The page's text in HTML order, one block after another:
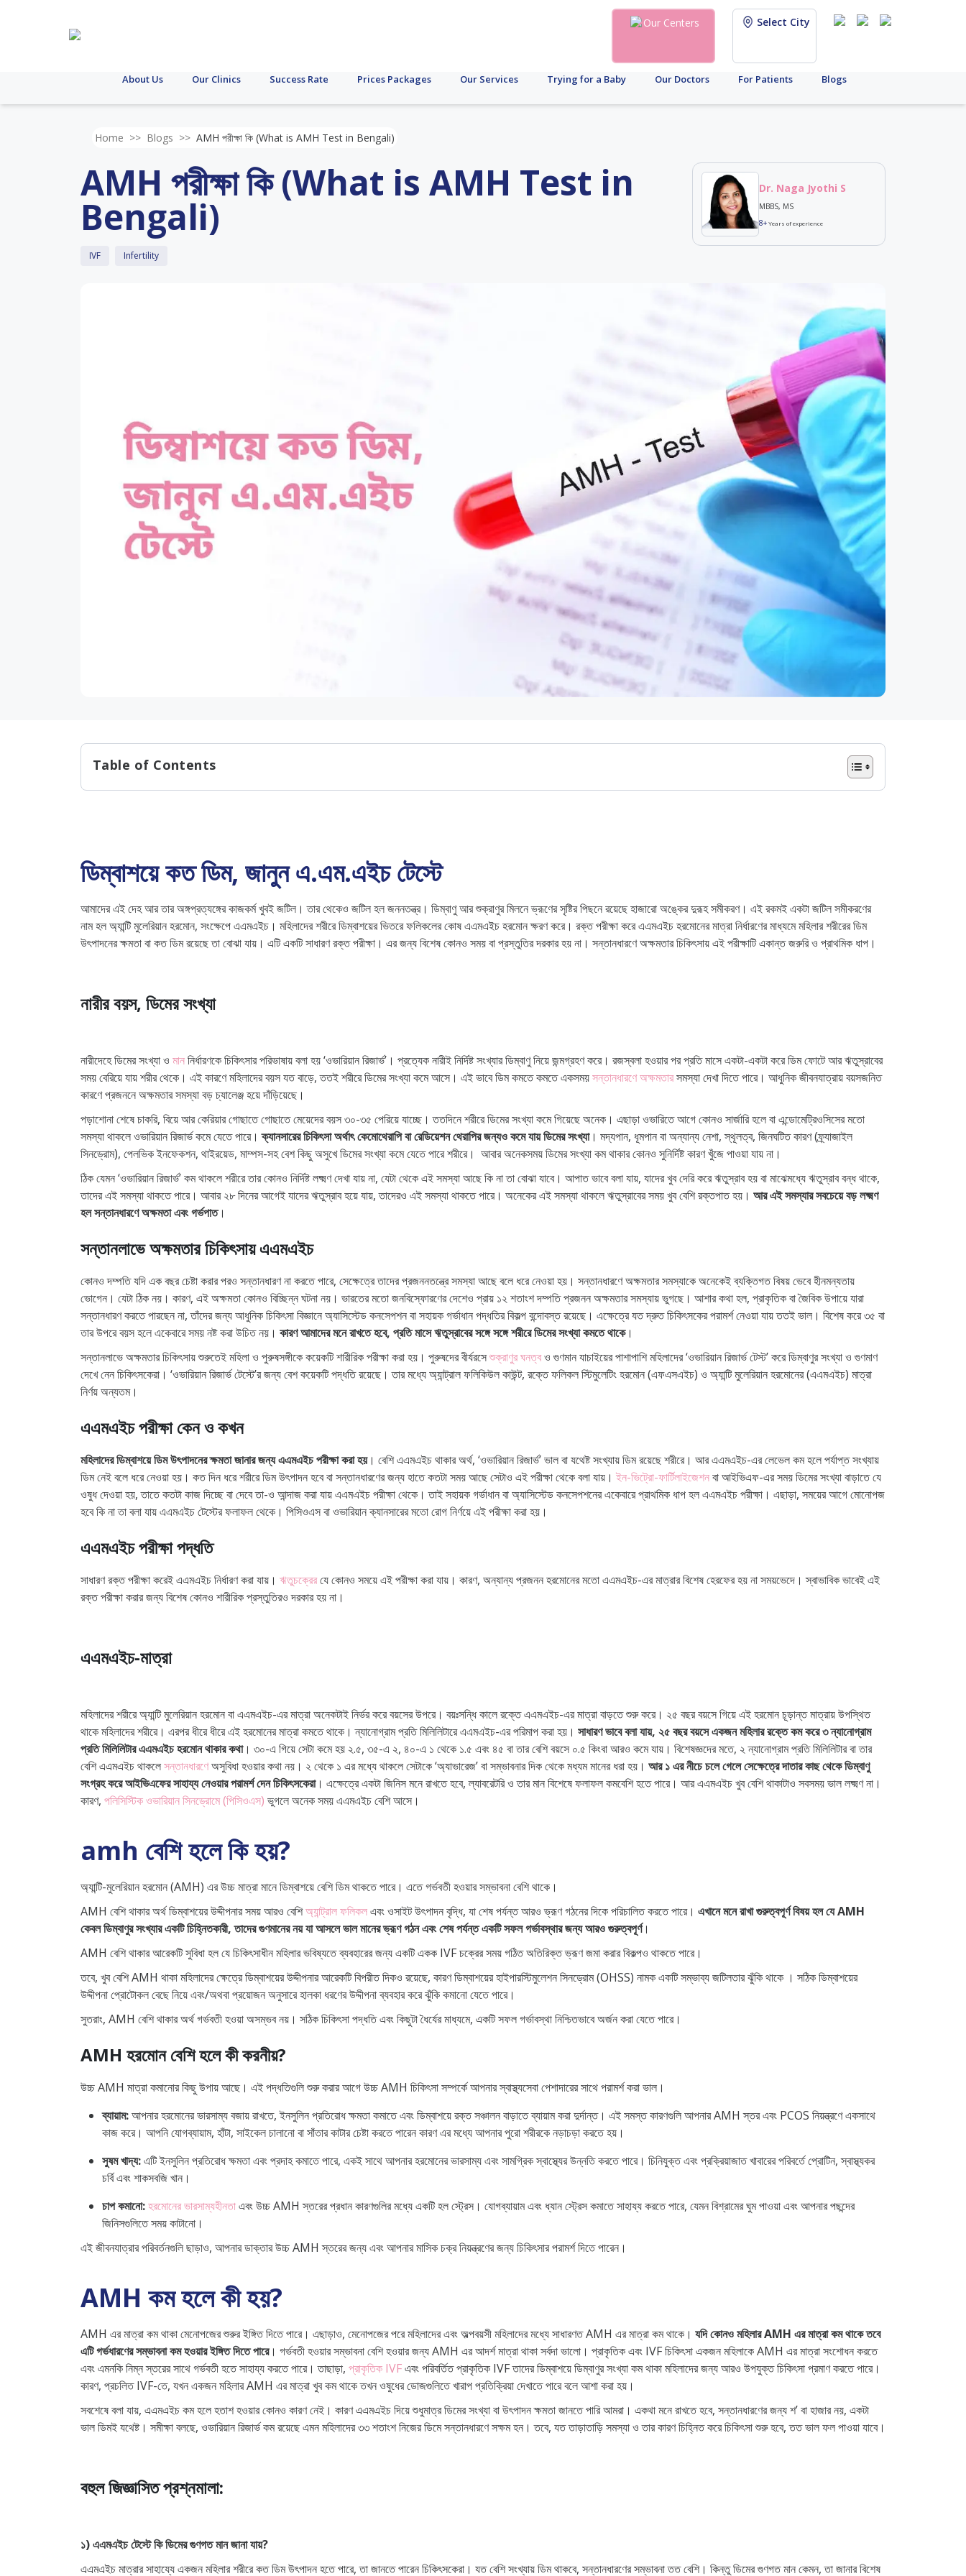
Our Centers Select City
About Us Our Clinics Success Rate Prices Packages Our Services Trying for a Baby Our Doctors For Patients Blogs
Home >> Blogs >> AMH পরীক্ষা কি (What is AMH Test in Bengali)
AMH পরীক্ষা কি (What is AMH Test in
Bengali)
IVF Infertility
Dr. Naga Jyothi S
MBBS, MS
8+Years of experience
Table of Contents
এএমএইচ পরীক্ষা কেন ও কখন
এএমএইচ-মাত্রা
amh বেশি হলে কি হয়?
বহুল জিজ্ঞাসিত প্রশ্নমালা:
ডিম্বাশয়ে কত ডিম, জানুন এ.এম.এইচ টেস্টে
আমাদের এই দেহ আর তার অঙ্গপ্রত্যঙ্গের কাজকর্ম খুবই জটিল। তার থেকেও জটিল হল জননতন্ত্র। ডিম্বাণু আর শুক্রাণুর মিলনে ভ্রূণের সৃষ্টির পিছনে রয়েছে হাজারো অঙ্কের দুরূহ সমীকরণ। এই রকমই একটা জটিল সমীকরণের
নাম হল অ্যান্টি মুলেরিয়ান হরমোন, সংক্ষেপে এএমএইচ। মহিলাদের শরীরে ডিম্বাশয়ের ভিতরে ফলিকলের কোষ এএমএইচ হরমোন ক্ষরণ করে। রক্ত পরীক্ষা করে এএমএইচ হরমোনের মাত্রা নির্ধারণের মাধ্যমে মহিলার শরীরের ডিম
উৎপাদনের ক্ষমতা বা কত ডিম রয়েছে তা বোঝা যায়। এটি একটি সাধারণ রক্ত পরীক্ষা। এর জন্য বিশেষ কোনও সময় বা প্রস্তুতির দরকার হয় না। সন্তানধারণে অক্ষমতার চিকিৎসায় এই পরীক্ষাটি একান্ত জরুরি ও প্রাথমিক ধাপ।
নারীর বয়স, ডিমের সংখ্যা
নারীদেহে ডিমের সংখ্যা ও মাননির্ধারণকে চিকিৎসার পরিভাষায় বলা হয় ‘ওভারিয়ান রিজার্ভ’। প্রত্যেক নারীই নির্দিষ্ট সংখ্যার ডিম্বাণু নিয়ে জন্মগ্রহণ করে। রজস্বলা হওয়ার পর প্রতি মাসে একটা-একটা করে ডিম ফোটে আর ঋতুস্রাবের
সময় বেরিয়ে যায় শরীর থেকে। এই কারণে মহিলাদের বয়স যত বাড়ে, ততই শরীরে ডিমের সংখ্যা কমে আসে। এই ভাবে ডিম কমতে কমতে একসময়সন্তানধারণে অক্ষমতারসমস্যা দেখা দিতে পারে। আধুনিক জীবনযাত্রায় বয়সজনিত
কারণে প্রজননে অক্ষমতার সমস্যা বড় চ্যালেঞ্জ হয়ে দাঁড়িয়েছে।
পড়াশোনা শেষে চাকরি, বিয়ে আর কেরিয়ার গোছাতে গোছাতে মেয়েদের বয়স ৩০-৩৫ পেরিয়ে যাচ্ছে। ততদিনে শরীরে ডিমের সংখ্যা কমে গিয়েছে অনেক। এছাড়া ওভারিতে আগে কোনও সার্জারি হলে বা এন্ডোমেট্রিওসিসের মতো
সমস্যা থাকলে ওভারিয়ান রিজার্ভ কমে যেতে পারে।ক্যানসারের চিকিৎসা অর্থাৎ কেমোথেরাপি বা রেডিয়েশন থেরাপির জন্যও কমে যায় ডিমের সংখ্যা। মদ্যপান, ধূমপান বা অন্যান্য নেশা, স্থূলত্ব, জিনঘটিত কারণ (ফ্র্যাজাইল
সিনড্রোম), পেলভিক ইনফেকশন, থাইরয়েড, মাম্পস-সহ বেশ কিছু অসুখে ডিমের সংখ্যা কমে যেতে পারে শরীরে। আবার অনেকসময় ডিমের সংখ্যা কম থাকার কোনও সুনির্দিষ্ট কারণ খুঁজে পাওয়া যায় না।
ঠিক যেমন ‘ওভারিয়ান রিজার্ভ’ কম থাকলে শরীরে তার কোনও নির্দিষ্ট লক্ষ্মণ দেখা যায় না, যেটা থেকে এই সমস্যা আছে কি না তা বোঝা যাবে। আপাত ভাবে বলা যায়, যাদের খুব দেরি করে ঋতুস্রাব হয় বা মাঝেমধ্যে ঋতুস্রাব বন্ধ থাকে,
তাদের এই সমস্যা থাকতে পারে। আবার ২৮ দিনের আগেই যাদের ঋতুস্রাব হয়ে যায়, তাদেরও এই সমস্যা থাকতে পারে। অনেকের এই সমস্যা থাকলে ঋতুস্রাবের সময় খুব বেশি রক্তপাত হয়। আর এই সমস্যার সবচেয়ে বড় লক্ষ্মণ
হল সন্তানধারণে অক্ষমতা এবং গর্ভপাত।
সন্তানলাভে অক্ষমতার চিকিৎসায় এএমএইচ
কোনও দম্পতি যদি এক বছর চেষ্টা করার পরও সন্তানধারণ না করতে পারে, সেক্ষেত্রে তাদের প্রজননতন্ত্রে সমস্যা আছে বলে ধরে নেওয়া হয়। সন্তানধারণে অক্ষমতার সমস্যাকে অনেকেই ব্যক্তিগত বিষয় ভেবে হীনমন্যতায়
ভোগেন। যেটা ঠিক নয়। কারণ, এই অক্ষমতা কোনও বিচ্ছিন্ন ঘটনা নয়। ভারতের মতো জনবিস্ফোরণের দেশেও প্রায় ১২ শতাংশ দম্পতি প্রজনন অক্ষমতার সমস্যায় ভুগছে। আশার কথা হল, প্রাকৃতিক বা জৈবিক উপায়ে যারা
সন্তানধারণ করতে পারছেন না, তাঁদের জন্য আধুনিক চিকিৎসা বিজ্ঞানে অ্যাসিস্টেড কনসেপশন বা সহায়ক গর্ভাধান পদ্ধতির বিকল্প বন্দোবস্ত রয়েছে। এক্ষেত্রে যত দ্রুত চিকিৎসকের পরামর্শ নেওয়া যায় ততই ভাল। বিশেষ করে ৩৫ বা
তার উপরে বয়স হলে একেবারে সময় নষ্ট করা উচিত নয়। কারণ আমাদের মনে রাখতে হবে, প্রতি মাসে ঋতুস্রাবের সঙ্গে সঙ্গে শরীরে ডিমের সংখ্যা কমতে থাকে।
সন্তানলাভে অক্ষমতার চিকিৎসায় শুরুতেই মহিলা ও পুরুষসঙ্গীকে কয়েকটি শারীরিক পরীক্ষা করা হয়। পুরুষদের বীর্যরসেশুক্রাণুর ঘনত্বও গুণমান যাচাইয়ের পাশাপাশি মহিলাদের ‘ওভারিয়ান রিজার্ভ টেস্ট’ করে ডিম্বাণুর সংখ্যা ও গুণমাণ
দেখে নেন চিকিৎসকেরা। ‘ওভারিয়ান রিজার্ভ টেস্টে’র জন্য বেশ কয়েকটি পদ্ধতি রয়েছে। তার মধ্যে অ্যান্ট্রাল ফলিকিউল কাউন্ট, রক্তে ফলিকল স্টিমুলেটিং হরমোন (এফএসএইচ) ও অ্যান্টি মুলেরিয়ান হরমোনের (এএমএইচ) মাত্রা
নির্ণয় অন্যতম।
এএমএইচ পরীক্ষা কেন ও কখন
মহিলাদের ডিম্বাশয়ে ডিম উৎপাদনের ক্ষমতা জানার জন্য এএমএইচ পরীক্ষা করা হয়। বেশি এএমএইচ থাকার অর্থ, ‘ওভারিয়ান রিজার্ভ’ ভাল বা যথেষ্ট সংখ্যায় ডিম রয়েছে শরীরে। আর এএমএইচ-এর লেভেল কম হলে পর্যাপ্ত সংখ্যায়
ডিম নেই বলে ধরে নেওয়া হয়। কত দিন ধরে শরীরে ডিম উৎপাদন হবে বা সন্তানধারণের জন্য হাতে কতটা সময় আছে সেটাও এই পরীক্ষা থেকে বলা যায়। ইন-ভিট্রো-ফার্টিলাইজেশনবা আইভিএফ-এর সময় ডিমের সংখ্যা বাড়াতে যে
ওষুধ দেওয়া হয়, তাতে কতটা কাজ দিচ্ছে বা দেবে তা-ও আন্দাজ করা যায় এএমএইচ পরীক্ষা থেকে। তাই সহায়ক গর্ভাধান বা অ্যাসিস্টেড কনসেপশনের একেবারে প্রাথমিক ধাপ হল এএমএইচ পরীক্ষা। এছাড়া, সময়ের আগে মোনোপজ
হবে কি না তা বলা যায় এএমএইচ টেস্টের ফলাফল থেকে। পিসিওএস বা ওভারিয়ান ক্যানসারের মতো রোগ নির্ণয়ে এই পরীক্ষা করা হয়।
এএমএইচ পরীক্ষা পদ্ধতি
সাধারণ রক্ত পরীক্ষা করেই এএমএইচ নির্ধারণ করা যায়। ঋতুচক্রেরযে কোনও সময়ে এই পরীক্ষা করা যায়। কারণ, অন্যান্য প্রজনন হরমোনের মতো এএমএইচ-এর মাত্রার বিশেষ হেরফের হয় না সময়ভেদে। স্বাভাবিক ভাবেই এই
রক্ত পরীক্ষা করার জন্য বিশেষ কোনও শারীরিক প্রস্তুতিরও দরকার হয় না।
এএমএইচ-মাত্রা
মহিলাদের শরীরে অ্যান্টি মুলেরিয়ান হরমোন বা এএমএইচ-এর মাত্রা অনেকটাই নির্ভর করে বয়সের উপরে। বয়ঃসন্ধি কালে রক্তে এএমএইচ-এর মাত্রা বাড়তে শুরু করে। ২৫ বছর বয়সে গিয়ে এই হরমোন চূড়ান্ত মাত্রায় উপস্থিত
থাকে মহিলাদের শরীরে। এরপর ধীরে ধীরে এই হরমোনের মাত্রা কমতে থাকে। ন্যানোগ্রাম প্রতি মিলিলিটারে এএমএইচ-এর পরিমাপ করা হয়। সাধারণ ভাবে বলা যায়, ২৫ বছর বয়সে একজন মহিলার রক্তে কম করে ৩ ন্যানোগ্রাম
প্রতি মিলিলিটার এএমএইচ হরমোন থাকার কথা। ৩০-এ গিয়ে সেটা কমে হয় ২.৫, ৩৫-এ ২, ৪০-এ ১ থেকে ১.৫ এবং ৪৫ বা তার বেশি বয়সে ০.৫ কিংবা আরও কমে যায়। বিশেষজ্ঞদের মতে, ২ ন্যানোগ্রাম প্রতি মিলিলিটার বা তার
বেশি এএমএইচ থাকলেসন্তানধারণেঅসুবিধা হওয়ার কথা নয়। ২ থেকে ১ এর মধ্যে থাকলে সেটাকে ‘অ্যাভারেজ’ বা সম্ভাবনার দিক থেকে মধ্যম মানের ধরা হয়। আর ১ এর নীচে চলে গেলে সেক্ষেত্রে দাতার কাছ থেকে ডিম্বাণু
সংগ্রহ করে আইভিএফের সাহায্য নেওয়ার পরামর্শ দেন চিকিৎসকেরা। এক্ষেত্রে একটা জিনিস মনে রাখতে হবে, ল্যাবরেটরি ও তার মান বিশেষে ফলাফল কমবেশি হতে পারে। আর এএমএইচ খুব বেশি থাকাটাও সবসময় ভাল লক্ষ্মণ না।
কারণ, পলিসিস্টিক ওভারিয়ান সিনড্রোমে (পিসিওএস) ভুগলে অনেক সময় এএমএইচ বেশি আসে।
amh বেশি হলে কি হয়?
অ্যান্টি-মুলেরিয়ান হরমোন (AMH) এর উচ্চ মাত্রা মানে ডিম্বাশয়ে বেশি ডিম থাকতে পারে। এতে গর্ভবতী হওয়ার সম্ভাবনা বেশি থাকে।
AMH বেশি থাকার অর্থ ডিম্বাশয়ের উদ্দীপনার সময় আরও বেশিঅ্যান্ট্রাল ফলিকলএবং ওসাইট উৎপাদন বৃদ্ধি, যা শেষ পর্যন্ত আরও ভ্রূণ গঠনের দিকে পরিচালিত করতে পারে। এখানে মনে রাখা গুরুত্বপূর্ণ বিষয় হল যে AMH
কেবল ডিম্বাণুর সংখ্যার একটি চিহ্নিতকারী, তাদের গুণমানের নয় যা আসলে ভাল মানের ভ্রূণ গঠন এবং শেষ পর্যন্ত একটি সফল গর্ভাবস্থার জন্য আরও গুরুত্বপূর্ণ।
AMH বেশি থাকার আরেকটি সুবিধা হল যে চিকিৎসাধীন মহিলার ভবিষ্যতে ব্যবহারের জন্য একটি একক IVF চক্রের সময় গঠিত অতিরিক্ত ভ্রূণ জমা করার বিকল্পও থাকতে পারে।
তবে, খুব বেশি AMH থাকা মহিলাদের ক্ষেত্রে ডিম্বাশয়ের উদ্দীপনার আরেকটি বিপরীত দিকও রয়েছে, কারণ ডিম্বাশয়ের হাইপারস্টিমুলেশন সিনড্রোম (OHSS) নামক একটি সম্ভাব্য জটিলতার ঝুঁকি থাকে । সঠিক ডিম্বাশয়ের
উদ্দীপনা প্রোটোকল বেছে নিয়ে এবং/অথবা প্রয়োজন অনুসারে হালকা ধরণের উদ্দীপনা ব্যবহার করে ঝুঁকি কমানো যেতে পারে।
সুতরাং, AMH বেশি থাকার অর্থ গর্ভবতী হওয়া অসম্ভব নয়। সঠিক চিকিৎসা পদ্ধতি এবং কিছুটা ধৈর্যের মাধ্যমে, একটি সফল গর্ভাবস্থা নিশ্চিতভাবে অর্জন করা যেতে পারে।
AMH হরমোন বেশি হলে কী করনীয়?
উচ্চ AMH মাত্রা কমানোর কিছু উপায় আছে। এই পদ্ধতিগুলি শুরু করার আগে উচ্চ AMH চিকিৎসা সম্পর্কে আপনার স্বাস্থ্যসেবা পেশাদারের সাথে পরামর্শ করা ভাল।
ব্যায়াম:আপনার হরমোনের ভারসাম্য বজায় রাখতে, ইনসুলিন প্রতিরোধ ক্ষমতা কমাতে এবং ডিম্বাশয়ে রক্ত ​​সঞ্চালন বাড়াতে ব্যায়াম করা দুর্দান্ত। এই সমস্ত কারণগুলি আপনার AMH স্তর এবং PCOS নিয়ন্ত্রণে একসাথে
কাজ করে। আপনি যোগব্যায়াম, হাঁটা, সাইকেল চালানো বা সাঁতার কাটার চেষ্টা করতে পারেন কারণ এর মধ্যে আপনার পুরো শরীরকে নড়াচড়া করতে হয়।
সুষম খাদ্য:এটি ইনসুলিন প্রতিরোধ ক্ষমতা এবং প্রদাহ কমাতে পারে, একই সাথে আপনার হরমোনের ভারসাম্য এবং সামগ্রিক স্বাস্থ্যের উন্নতি করতে পারে। চিনিযুক্ত এবং প্রক্রিয়াজাত খাবারের পরিবর্তে প্রোটিন, স্বাস্থ্যকর
চর্বি এবং শাকসবজি খান।
চাপ কমানো:হরমোনের ভারসাম্যহীনতাএবং উচ্চ AMH স্তরের প্রধান কারণগুলির মধ্যে একটি হল স্ট্রেস। যোগব্যায়াম এবং ধ্যান স্ট্রেস কমাতে সাহায্য করতে পারে, যেমন বিশ্রামের ঘুম পাওয়া এবং আপনার পছন্দের
জিনিসগুলিতে সময় কাটানো।
এই জীবনযাত্রার পরিবর্তনগুলি ছাড়াও, আপনার ডাক্তার উচ্চ AMH স্তরের জন্য এবং আপনার মাসিক চক্র নিয়ন্ত্রণের জন্য চিকিৎসার পরামর্শ দিতে পারেন।
AMH কম হলে কী হয়?
AMH এর মাত্রা কম থাকা মেনোপজের শুরুর ইঙ্গিত দিতে পারে। এছাড়াও, মেনোপজের পরে মহিলাদের এবং অল্পবয়সী মহিলাদের মধ্যে সাধারণত AMH এর মাত্রা কম থাকে। যদি কোনও মহিলার AMH এর মাত্রা কম থাকে তবে
এটি গর্ভধারণের সম্ভাবনা কম হওয়ার ইঙ্গিত দিতে পারে। গর্ভবতী হওয়ার সম্ভাবনা বেশি হওয়ার জন্য AMH এর আদর্শ মাত্রা থাকা সর্বদা ভালো। প্রাকৃতিক এবং IVF চিকিৎসা একজন মহিলাকে AMH এর মাত্রা সংশোধন করতে
এবং এমনকি নিম্ন স্তরের সাথে গর্ভবতী হতে সাহায্য করতে পারে। তাছাড়া, প্রাকৃতিক IVFএবং পরিবর্তিত প্রাকৃতিক IVF তাদের ডিম্বাশয়ে ডিম্বাণুর সংখ্যা কম থাকা মহিলাদের জন্য আরও উপযুক্ত চিকিৎসা প্রমাণ করতে পারে।
কারণ, প্রচলিত IVF-তে, যখন একজন মহিলার AMH এর মাত্রা খুব কম থাকে তখন ওষুধের ডোজগুলিতে খারাপ প্রতিক্রিয়া দেখাতে পারে বলে আশা করা হয়।
সবশেষে বলা যায়, এএমএইচ কম হলে হতাশ হওয়ার কোনও কারণ নেই। কারণ এএমএইচ দিয়ে শুধুমাত্র ডিমের সংখ্যা বা উৎপাদন ক্ষমতা জানতে পারি আমরা। একথা মনে রাখতে হবে, সন্তানধারণের জন্য শ’ বা হাজার নয়, একটা
ভাল ডিমই যথেষ্ট। সমীক্ষা বলছে, ওভারিয়ান রিজার্ভ কম রয়েছে এমন মহিলাদের ৩৩ শতাংশ নিজের ডিমে সন্তানধারণে সক্ষম হন। তবে, যত তাড়াতাড়ি সমস্যা ও তার কারণ চিহ্নিত করে চিকিৎসা শুরু হবে, তত ভাল ফল পাওয়া যাবে।
বহুল জিজ্ঞাসিত প্রশ্নমালা:
১) এএমএইচটেস্টে কি ডিমের গুণগত মান জানা যায়?
এএমএইচ মাত্রার সাহায্যে একজন মহিলার শরীরে কত ডিম উৎপাদন হতে পারে, তা জানতে পারেন চিকিৎসকেরা। যত বেশি সংখ্যায় ডিম থাকবে, সন্তানধারণের সম্ভাবনা তত বেশি। কিন্তু ডিমের গুণগত মান কেমন, তা জানার বিশেষ